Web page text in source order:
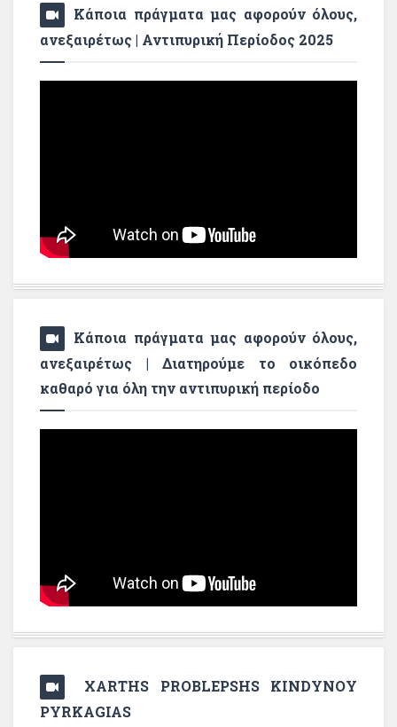
Κάποια πράγματα μας αφορούν όλους,
ανεξαιρέτως | Αντιπυρική Περίοδος 2025
Κάποια πράγματα μας αφορούν όλους,
ανεξαιρέτως | Διατηρούμε το οικόπεδο
καθαρό για όλη την αντιπυρική περίοδο
XARTHS PROBLEPSHS KINDYNOY
PYRKAGIAS